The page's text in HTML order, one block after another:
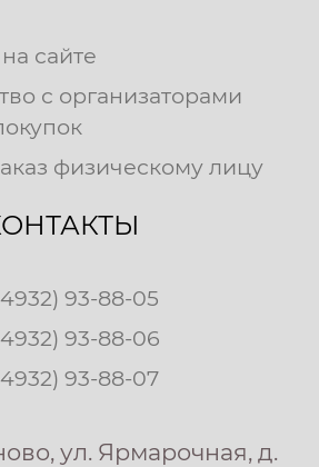
сайте
с организаторами
физическому лицу
93-88-05
93-88-06
93-88-07
ул. Ярмарочная, д.